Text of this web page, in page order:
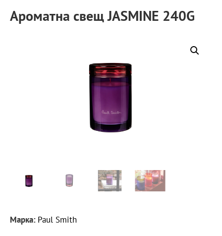
Ароматна свещ JASMINE 240G
Марка: Paul Smith